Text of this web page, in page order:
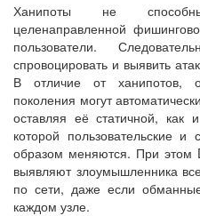
Ханипоты не
целенаправленной
пользователи.
спровоцировать и выявить
В отличие от ханипотов,
поколения могут
оставляя её статичной, как
которой пользовательские
образом меняются. При этом
выявляют злоумышленника
по сети, даже если
каждом узле.